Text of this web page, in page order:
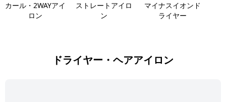
カール・2WAYアイ
ロン
ストレートアイロ
ン
マイナスイオンド
ライヤー
ドライヤー・ヘアアイロン